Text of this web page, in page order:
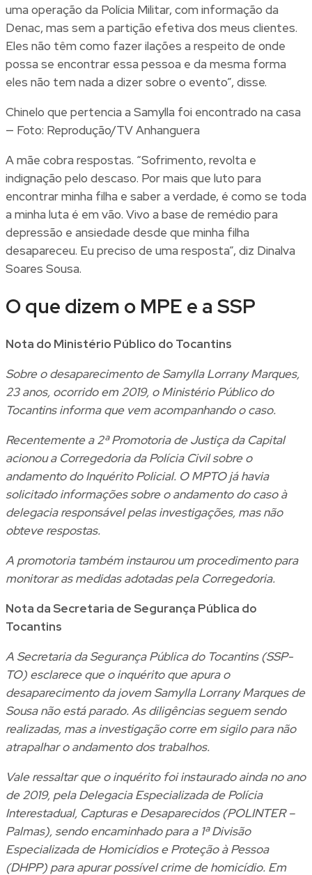
uma operação da Polícia Militar, com informação da
Denac, mas sem a partição efetiva dos meus clientes.
Eles não têm como fazer ilações a respeito de onde
possa se encontrar essa pessoa e da mesma forma
eles não tem nada a dizer sobre o evento”, disse.
Chinelo que pertencia a Samylla foi encontrado na casa
— Foto: Reprodução/TV Anhanguera
A mãe cobra respostas. “Sofrimento, revolta e
indignação pelo descaso. Por mais que luto para
encontrar minha filha e saber a verdade, é como se toda
a minha luta é em vão. Vivo a base de remédio para
depressão e ansiedade desde que minha filha
desapareceu. Eu preciso de uma resposta”, diz Dinalva
Soares Sousa.
O que dizem o MPE e a SSP
Nota do Ministério Público do Tocantins
Sobre o desaparecimento de Samylla Lorrany Marques,
23 anos, ocorrido em 2019, o Ministério Público do
Tocantins informa que vem acompanhando o caso.
Recentemente a 2ª Promotoria de Justiça da Capital
acionou a Corregedoria da Polícia Civil sobre o
andamento do Inquérito Policial. O MPTO já havia
solicitado informações sobre o andamento do caso à
delegacia responsável pelas investigações, mas não
obteve respostas.
A promotoria também instaurou um procedimento para
monitorar as medidas adotadas pela Corregedoria.
Nota da Secretaria de Segurança Pública do
Tocantins
A Secretaria da Segurança Pública do Tocantins (SSP-
TO) esclarece que o inquérito que apura o
desaparecimento da jovem Samylla Lorrany Marques de
Sousa não está parado. As diligências seguem sendo
realizadas, mas a investigação corre em sigilo para não
atrapalhar o andamento dos trabalhos.
Vale ressaltar que o inquérito foi instaurado ainda no ano
de 2019, pela Delegacia Especializada de Polícia
Interestadual, Capturas e Desaparecidos (POLINTER –
Palmas), sendo encaminhado para a 1ª Divisão
Especializada de Homicídios e Proteção à Pessoa
(DHPP) para apurar possível crime de homicídio. Em